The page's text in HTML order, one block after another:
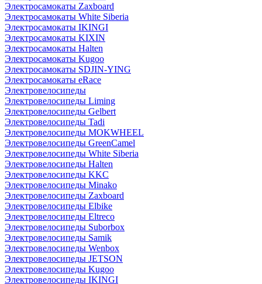
Электросамокаты Zaxboard
Электросамокаты White Siberia
Электросамокаты IKINGI
Электросамокаты KIXIN
Электросамокаты Halten
Электросамокаты Kugoo
Электросамокаты SDJIN-YING
Электросамокаты eRace
Электровелосипеды
Электровелосипеды Liming
Электровелосипеды Gelbert
Электровелосипеды Tadi
Электровелосипеды MOKWHEEL
Электровелосипеды GreenCamel
Электровелосипеды White Siberia
Электровелосипеды Halten
Электровелосипеды KKC
Электровелосипеды Minako
Электровелосипеды Zaxboard
Электровелосипеды Elbike
Электровелосипеды Eltreco
Электровелосипеды Suborbox
Электровелосипеды Samik
Электровелосипеды Wenbox
Электровелосипеды JETSON
Электровелосипеды Kugoo
Электровелосипеды IKINGI